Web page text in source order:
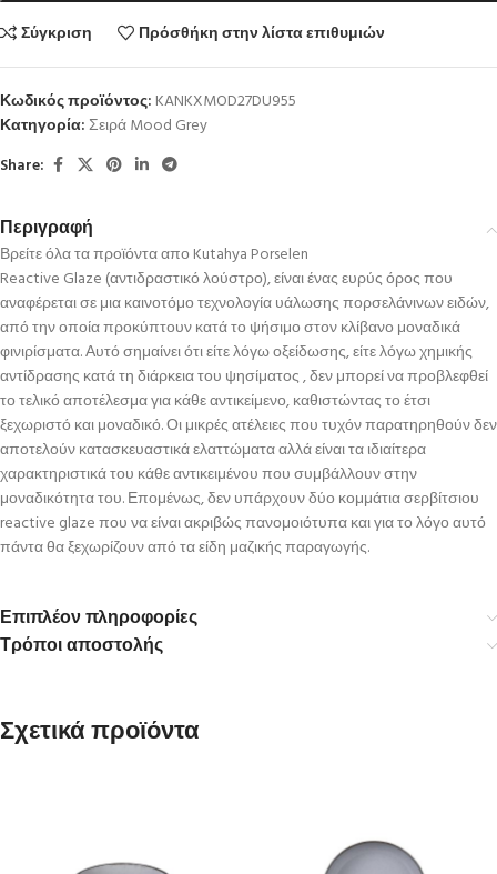
Σύγκριση
Πρόσθήκη στην λίστα επιθυμιών
Κωδικός προϊόντος: KANKXMOD27DU955
Κατηγορία:Σειρά Mood Grey
Share:
Περιγραφή
Βρείτε όλα τα προϊόντα απο Kutahya Porselen
Reactive Glaze (αντιδραστικό λούστρο), είναι ένας ευρύς όρος που
αναφέρεται σε μια καινοτόμο τεχνολογία υάλωσης πορσελάνινων ειδών,
από την οποία προκύπτουν κατά το ψήσιμο στον κλίβανο μοναδικά
φινιρίσματα. Αυτό σημαίνει ότι είτε λόγω οξείδωσης, είτε λόγω χημικής
αντίδρασης κατά τη διάρκεια του ψησίματος , δεν μπορεί να προβλεφθεί
το τελικό αποτέλεσμα για κάθε αντικείμενο, καθιστώντας το έτσι
ξεχωριστό και μοναδικό. Οι μικρές ατέλειες που τυχόν παρατηρηθούν δεν
αποτελούν κατασκευαστικά ελαττώματα αλλά είναι τα ιδιαίτερα
χαρακτηριστικά του κάθε αντικειμένου που συμβάλλουν στην
μοναδικότητα του. Επομένως, δεν υπάρχουν δύο κομμάτια σερβίτσιου
reactive glaze που να είναι ακριβώς πανομοιότυπα και για το λόγο αυτό
πάντα θα ξεχωρίζουν από τα είδη μαζικής παραγωγής.
Επιπλέον πληροφορίες
Τρόποι αποστολής
Σχετικά προϊόντα